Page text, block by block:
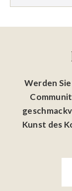
Werden
Kunst des